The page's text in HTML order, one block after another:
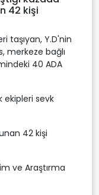
42 kişi
taşıyan, Y.D'nin
merkeze bağlı
40 ADA
ekipleri sevk
42 kişi
ve Araştırma